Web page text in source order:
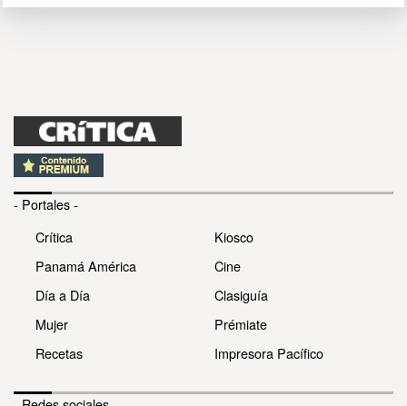
- Portales -
Crítica
Panamá América
Día a Día
Mujer
Recetas
Kiosco
Cine
Clasiguía
Prémiate
Impresora Pacífico